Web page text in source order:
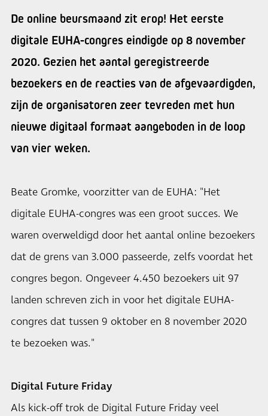
De online beursmaand zit erop! Het eerste
digitale EUHA-congres eindigde op 8 november
2020. Gezien het aantal geregistreerde
bezoekers en de reacties van de afgevaardigden,
zijn de organisatoren zeer tevreden met hun
nieuwe digitaal formaat aangeboden in de loop
van vier weken.
Beate Gromke, voorzitter van de EUHA: "Het
digitale EUHA-congres was een groot succes. We
waren overweldigd door het aantal online bezoekers
dat de grens van 3.000 passeerde, zelfs voordat het
congres begon. Ongeveer 4.450 bezoekers uit 97
landen schreven zich in voor het digitale EUHA-
congres dat tussen 9 oktober en 8 november 2020
te bezoeken was."
Digital Future Friday
Als kick-off trok de Digital Future Friday veel